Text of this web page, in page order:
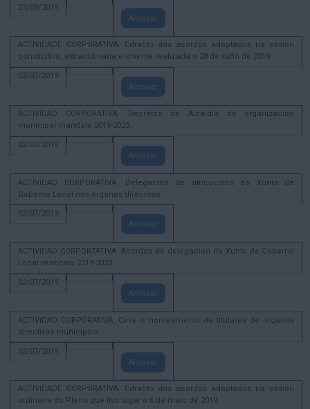
23/09/2019
Amosar
ACTIVIDADE CORPORATIVA. Extracto dos acordos adoptados na sesión
constitutiva, extraordinaria e urxente realizada o 28 de xuño de 2019
02/07/2019
Amosar
ACTIVIDAD CORPORATIVA. Decretos de Alcaldía de organización
municipal mandato 2019-2023.
02/07/2019
Amosar
ACTIVIDAD CORPORATIVA. Delegación de atricucións da Xunta de
Goberno Local nos órganos directivos.
02/07/2019
Amosar
ACTIVIDAD CORPORTATIVA. Acordos de delegación da Xunta de Goberno
Local mandato 2019-2023
02/07/2019
Amosar
ACTIVIDAD CORPORATIVA. Cese e nomeamento de titulares de órganos
directivos municipais.
02/07/2019
Amosar
ACTIVIDADE CORPORATIVA. Extracto dos acordos adoptados na sesión
ordinaria do Pleno que tivo lugar o 6 de maio de 2019.